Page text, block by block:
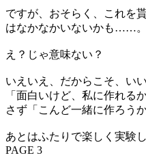
ですが、おそらく、これを
はなかなかいないかも……。
え？じゃ意味ない？
いえいえ、だからこそ、いい
「面白いけど、私に作れる
さず「こんど一緒に作ろう
あとはふたりで楽しく実験
PAGE 3